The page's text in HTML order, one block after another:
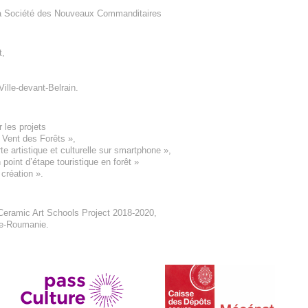
Société des Nouveaux Commanditaires
,
devant-Belrain.
les projets
des Forêts »,
artistique et culturelle sur smartphone »,
point d’étape touristique en forêt »
création ».
Art Schools Project 2018-2020,
Roumanie.